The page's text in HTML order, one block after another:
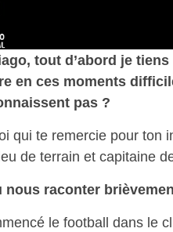
tout d’abord je
en ces moments
pas ?
qui te remercie pour ton
de terrain et capitaine
nous raconter
le football dans le